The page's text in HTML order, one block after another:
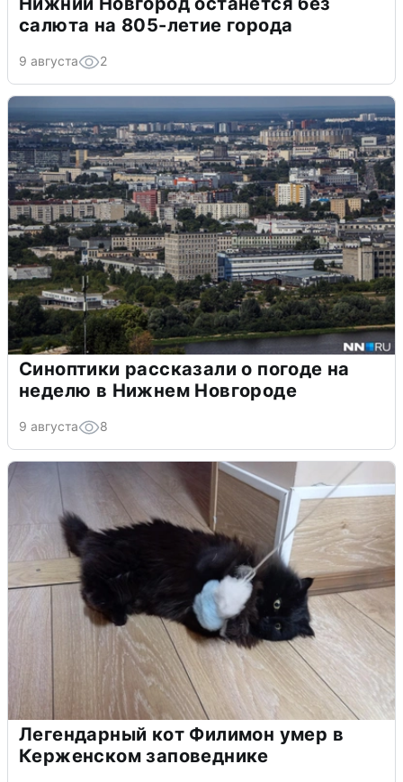
салюта на 805-летие города
9 августа 2
Синоптики рассказали о погоде на
неделю в Нижнем Новгороде
9 августа 8
Легендарный кот Филимон умер в
Керженском заповеднике